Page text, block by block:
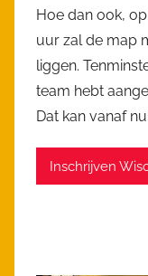
Hoe dan ook,
uur zal de map
liggen.
team hebt
Dat kan vanaf
Inschrijven